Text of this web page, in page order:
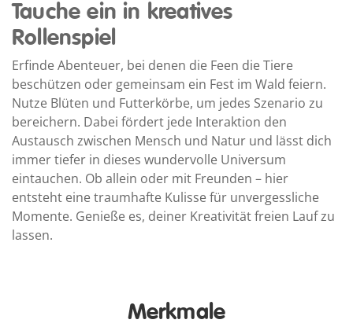
Tauche ein in kreatives
Rollenspiel
Erfinde Abenteuer, bei denen die Feen die Tiere
beschützen oder gemeinsam ein Fest im Wald feiern.
Nutze Blüten und Futterkörbe, um jedes Szenario zu
bereichern. Dabei fördert jede Interaktion den
Austausch zwischen Mensch und Natur und lässt dich
immer tiefer in dieses wundervolle Universum
eintauchen. Ob allein oder mit Freunden – hier
entsteht eine traumhafte Kulisse für unvergessliche
Momente. Genieße es, deiner Kreativität freien Lauf zu
lassen.
Merkmale